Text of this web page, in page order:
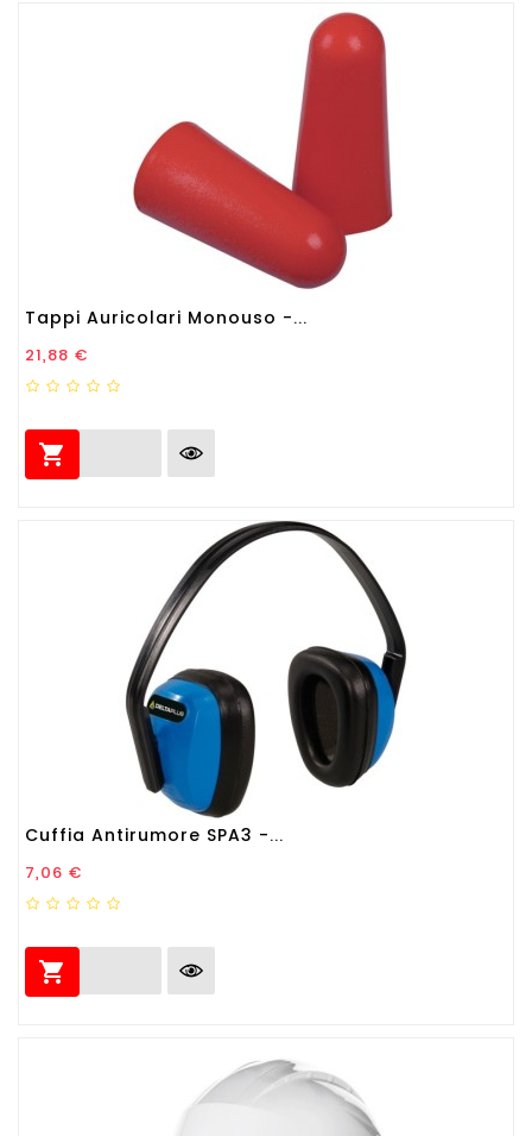
Tappi Auricolari Monouso -...
Prezzo
21,88 €

Cuffia Antirumore SPA3 -...
Prezzo
7,06 €
